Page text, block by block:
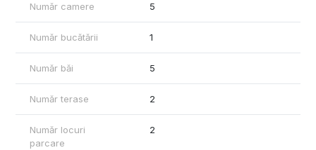
Număr camere 5
Număr bucătării 1
Număr băi 5
Număr terase 2
Număr locuri
parcare
2